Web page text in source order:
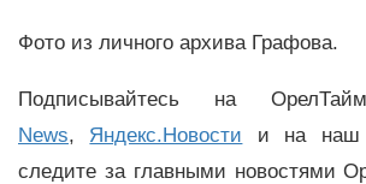
Фото из личного архива Графова.
Подписывайтесь на
News, Яндекс.Новости и на
следите за главными новостями